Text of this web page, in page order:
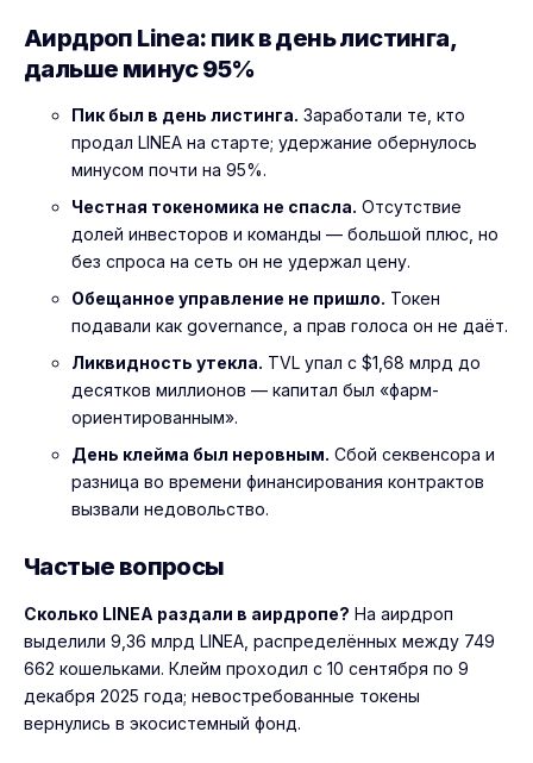
Аирдроп Linea: пик в день листинга,
дальше минус 95%
Пик был в день листинга. Заработали те, кто
продал LINEA на старте; удержание обернулось
минусом почти на 95%.
Честная токеномика не спасла. Отсутствие
долей инвесторов и команды — большой плюс, но
без спроса на сеть он не удержал цену.
Обещанное управление не пришло. Токен
подавали как governance, а прав голоса он не даёт.
Ликвидность утекла. TVL упал с $1,68 млрд до
десятков миллионов — капитал был «фарм-
ориентированным».
День клейма был неровным. Сбой секвенсора и
разница во времени финансирования контрактов
вызвали недовольство.
Частые вопросы
Сколько LINEA раздали в аирдропе? На аирдроп
выделили 9,36 млрд LINEA, распределённых между 749
662 кошельками. Клейм проходил с 10 сентября по 9
декабря 2025 года; невостребованные токены
вернулись в экосистемный фонд.